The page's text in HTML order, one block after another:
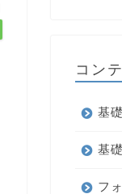
コン
基
基
フ